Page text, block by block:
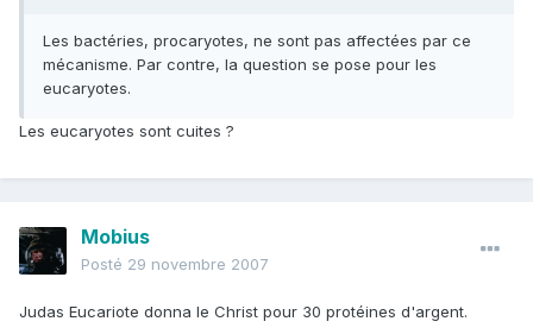
Les bactéries, procaryotes, ne sont pas affectées par ce
mécanisme. Par contre, la question se pose pour les
eucaryotes.
Les eucaryotes sont cuites ?
Mobius
Posté 29 novembre 2007
Judas Eucariote donna le Christ pour 30 protéines d'argent.